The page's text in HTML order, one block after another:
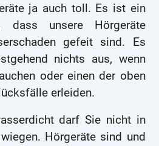
ja auch toll. Es ist ein
dass unsere Hörgeräte
gefeit sind. Es
nichts aus, wenn
oder einen der oben
erleiden.
darf Sie nicht in
Hörgeräte sind und